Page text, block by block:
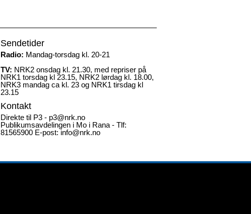
Sendetider
Radio: Mandag-torsdag kl. 20-21
TV: NRK2 onsdag kl. 21.30, med repriser på
NRK1 torsdag kl 23.15, NRK2 lørdag kl. 18.00,
NRK3 mandag ca kl. 23 og NRK1 tirsdag kl
23.15
Kontakt
Direkte til P3 - p3@nrk.no
Publikumsavdelingen i Mo i Rana - Tlf:
81565900 E-post: info@nrk.no